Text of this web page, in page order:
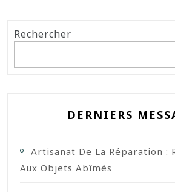
Rechercher
DERNIERS
Artisanat De La Réparation :
Aux Objets Abîmés